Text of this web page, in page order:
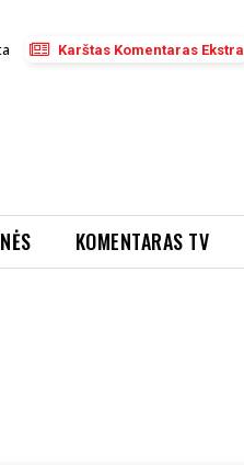
Karštas Komentaras Ekstra
KOMENTARAS TV